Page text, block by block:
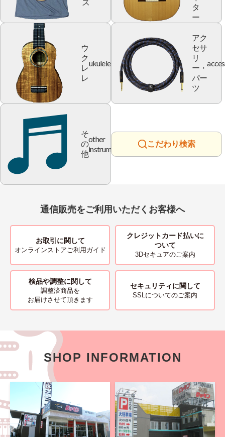
ズ
タ
ー
ウ
ク
レ
レ
ukulele
アク
セサ
リ
ー・
パー
ツ
そ
の
他
other
instrument
こだわり検索
通信販売をご利用いただくお客様へ
お取引に関して
オンラインストアご利用ガイド
クレジットカード払いに
ついて
3Dセキュアのご案内
検品や調整に関して
調整済商品を
お届けさせて頂きます
セキュリティに関して
SSLについてのご案内
SHOP INFORMATION